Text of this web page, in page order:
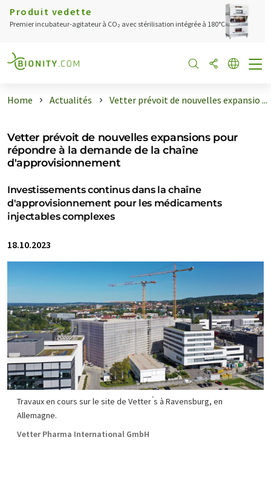
Produit vedette
Premier incubateur-agitateur à CO₂ avec stérilisation intégrée à 180°C
Home Actualités Vetter prévoit de nouvelles expansio ...
Vetter prévoit de nouvelles expansions pour
répondre à la demande de la chaîne
d'approvisionnement
Investissements continus dans la chaîne
d'approvisionnement pour les médicaments
injectables complexes
18.10.2023
Travaux en cours sur le site de Vetter ́s à Ravensburg, en
Allemagne.
Vetter Pharma International GmbH